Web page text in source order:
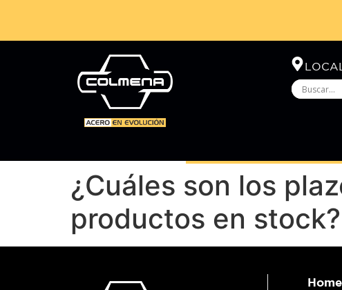
¿Cuáles son los
productos en stock?
Home